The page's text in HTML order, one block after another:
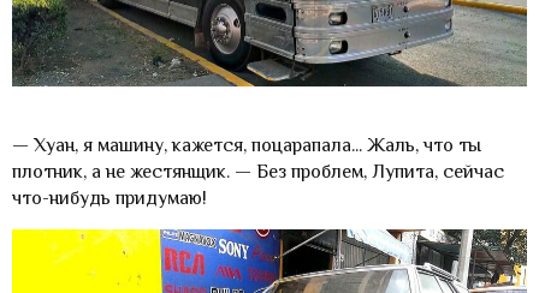
— Хуан, я машину, кажется, поцарапала... Жаль, что ты
плотник, а не жестянщик. — Без проблем, Лупита, сейчас
что-нибудь придумаю!